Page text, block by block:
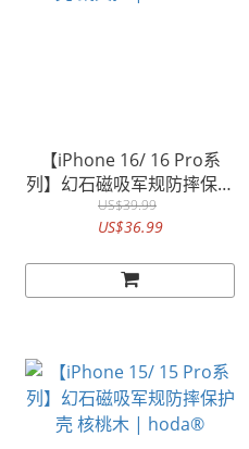
【iPhone 16/ 16 Pro系
列】幻石磁吸军规防摔保护
壳 凯芙拉 | hoda®
US$39.99
US$36.99